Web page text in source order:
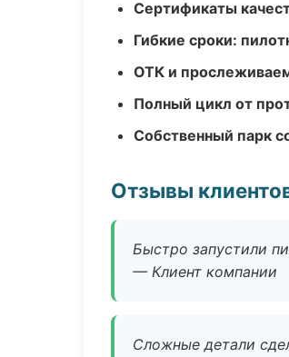
Сертификаты
Гибкие сроки:
ОТК и
Полный цикл от
Собственный парк
Отзывы
Быстро запустили
— Клиент компании
Сложные детали